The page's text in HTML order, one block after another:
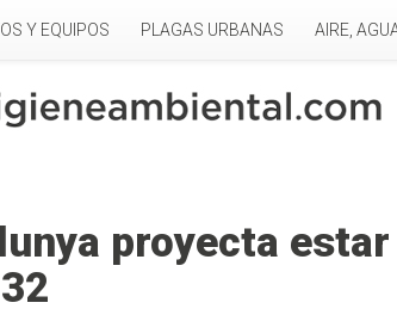
Y EQUIPOS PLAGAS URBANAS AIRE,
proyecta